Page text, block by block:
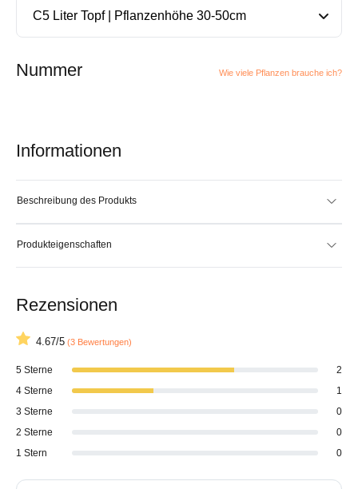
Nummer Wie viele Pflanzen brauche ich?
Informationen
Beschreibung des Produkts
Produkteigenschaften
Rezensionen
4.67/5 (3 Bewertungen)
5 Sterne
2
4 Sterne
1
3 Sterne
0
2 Sterne
0
1 Stern
0